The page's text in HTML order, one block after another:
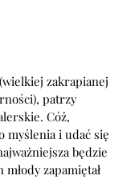
zakrapianej
patrzy
Cóż,
myślenia i udać się
będzie
zapamiętał